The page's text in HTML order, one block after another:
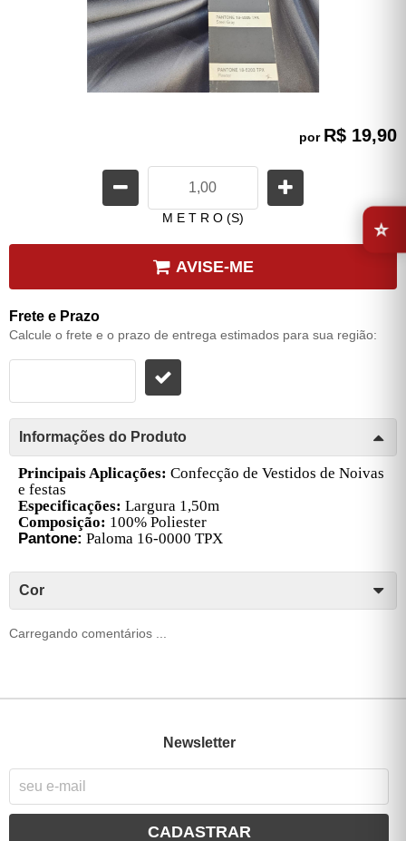
por R$ 19,90
M E T R O (S)
AVISE-ME
Frete e Prazo
Calcule o frete e o prazo de entrega estimados para sua região:
Informações do Produto
Principais Aplicações: Confecção de Vestidos de Noivas
e festas
Especificações: Largura 1,50m
Composição: 100% Poliester
Pantone: Paloma 16-0000 TPX
Cor
Carregando comentários ...
Newsletter
CADASTRAR
⭐